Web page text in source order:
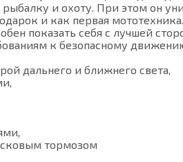
и охоту. При этом он
и как первая
показать себя с лучшей
к безопасному
дальнего и ближнего света,
тормозом